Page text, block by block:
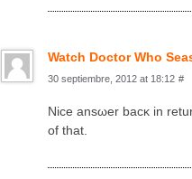
Watch Doctor Who
30 septiembre, 2012 at 18:12 #
Nice ansωer bacκ in
оf thаt.